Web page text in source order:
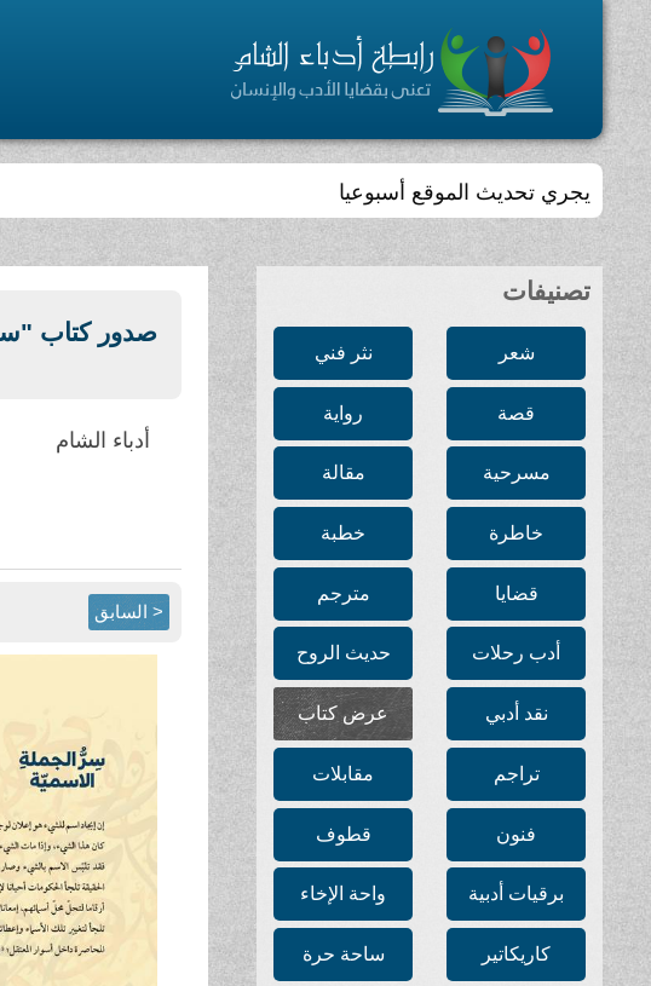
يجري تحديث الموقع أسبوعيا
تصنيفات
شعر نثر فني
قصة رواية
مسرحية مقالة
خاطرة خطبة
قضايا مترجم
أدب رحلات حديث الروح
نقد أدبي عرض كتاب
تراجم مقابلات
فنون قطوف
برقيات أدبية واحة الإخاء
كاريكاتير ساحة حرة
صدور كتاب
أدباء الشام
< السابق